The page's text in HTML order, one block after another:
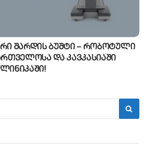
შარდის ბუშტი – რობოტული
და კავკასიაში